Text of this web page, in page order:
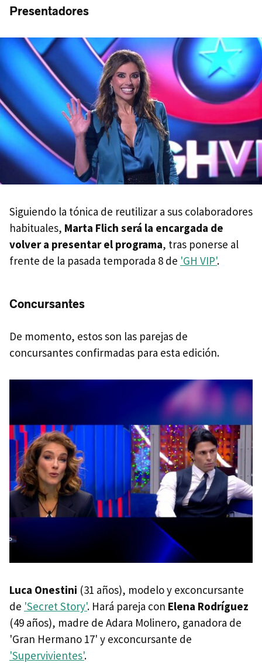
Presentadores
Siguiendo la tónica de reutilizar a sus colaboradores
habituales, Marta Flich será la encargada de
volver a presentar el programa, tras ponerse al
frente de la pasada temporada 8 de 'GH VIP'.
Concursantes
De momento, estos son las parejas de
concursantes confirmadas para esta edición.
Luca Onestini (31 años), modelo y exconcursante
de 'Secret Story'. Hará pareja con Elena Rodríguez
(49 años), madre de Adara Molinero, ganadora de
'Gran Hermano 17' y exconcursante de
'Supervivientes'.